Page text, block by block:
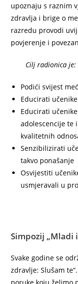
upoznaju s raznim
zdravlja i brige o
razredu provodi
povjerenje i
Cilj radionica je:
Podići svijest
Educirati
Educirati
adolescencije te
kvalitetnih
Senzibilizirati
takvo ponašanje
Osvijestiti
usmjeravali u
Simpozij „Mladi
Svake godine se
zdravlje: Slušam